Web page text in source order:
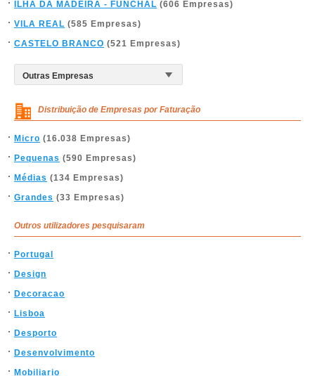
ILHA DA MADEIRA - FUNCHAL (606 Empresas)
VILA REAL (585 Empresas)
CASTELO BRANCO (521 Empresas)
Distribuição de Empresas por Faturação
Micro (16.038 Empresas)
Pequenas (590 Empresas)
Médias (134 Empresas)
Grandes (33 Empresas)
Outros utilizadores pesquisaram
Portugal
Design
Decoracao
Lisboa
Desporto
Desenvolvimento
Mobiliario